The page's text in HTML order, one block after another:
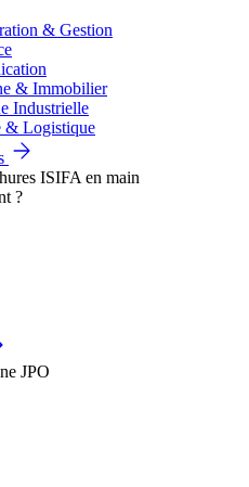
& Gestion
& Immobilier
Industrielle
& Logistique
?